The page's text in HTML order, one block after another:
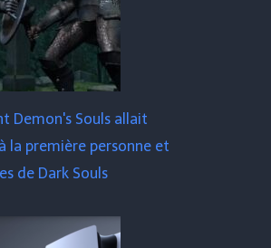
Demon's Souls allait
la première personne et
de Dark Souls